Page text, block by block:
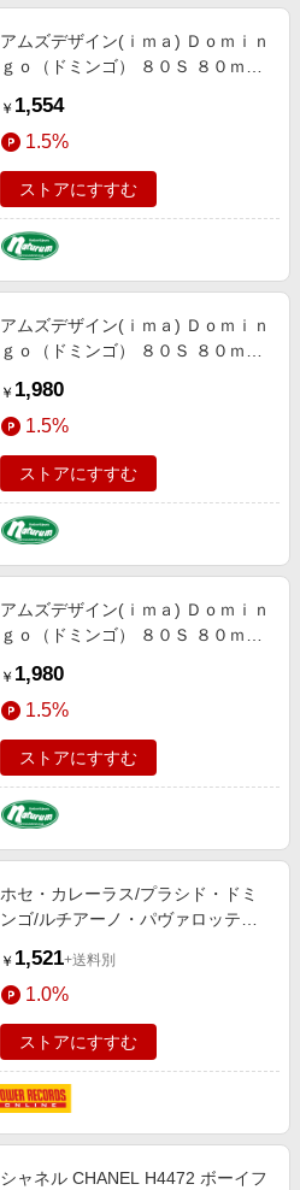
アムズデザイン(ｉｍａ) Ｄｏｍｉｎ
ｇｏ（ドミンゴ） ８０Ｓ ８０ｍｍ
￥ 1,554
1.5%
ストアにすすむ
アムズデザイン(ｉｍａ) Ｄｏｍｉｎ
ｇｏ（ドミンゴ） ８０Ｓ ８０ｍｍ
￥ 1,980
1.5%
ストアにすすむ
アムズデザイン(ｉｍａ) Ｄｏｍｉｎ
ｇｏ（ドミンゴ） ８０Ｓ ８０ｍｍ
1164001
￥ 1,980
1.5%
ストアにすすむ
ホセ・カレーラス/プラシド・ドミ
ンゴ/ルチアーノ・パヴァロッテ
LUCIANO PAVAROTTI(T)/JOSE
CARRERAS(T)/PLACIDO
DOMINGO(T)/ETC[GRFL019]
￥ 1,521+送料別
1.0%
ストアにすすむ
シャネル CHANEL H4472 ボーイフ